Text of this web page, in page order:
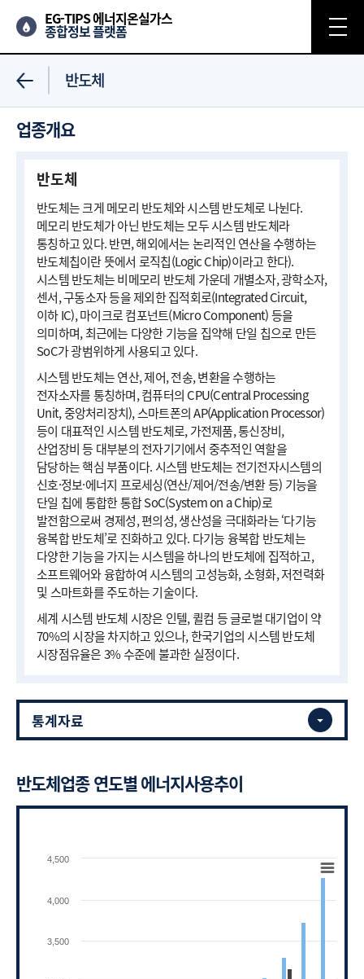
EG-TIPS 에너지온실가스
종합정보 플랫폼
반도체
업종개요
반도체
반도체는 크게 메모리 반도체와 시스템 반도체로 나뉜다.
메모리 반도체가 아닌 반도체는 모두 시스템 반도체라
통칭하고 있다. 반면, 해외에서는 논리적인 연산을 수행하는
반도체칩이란 뜻에서 로직칩(Logic Chip)이라고 한다).
시스템 반도체는 비메모리 반도체 가운데 개별소자, 광학소자,
센서, 구동소자 등을 제외한 집적회로(Integrated Circuit,
이하 IC), 마이크로 컴포넌트(Micro Component) 등을
의미하며, 최근에는 다양한 기능을 집약해 단일 칩으로 만든
SoC가 광범위하게 사용되고 있다.
시스템 반도체는 연산, 제어, 전송, 변환을 수행하는
전자소자를 통칭하며, 컴퓨터의 CPU(Central Processing
Unit, 중앙처리장치), 스마트폰의 AP(Application Processor)
등이 대표적인 시스템 반도체로, 가전제품, 통신장비,
산업장비 등 대부분의 전자기기에서 중추적인 역할을
담당하는 핵심 부품이다. 시스템 반도체는 전기전자시스템의
신호·정보·에너지 프로세싱(연산/제어/전송/변환 등) 기능을
단일 칩에 통합한 통합 SoC(System on a Chip)로
발전함으로써 경제성, 편의성, 생산성을 극대화라는 ‘다기능
융복합 반도체’로 진화하고 있다. 다기능 융복합 반도체는
다양한 기능을 가지는 시스템을 하나의 반도체에 집적하고,
소프트웨어와 융합하여 시스템의 고성능화, 소형화, 저전력화
및 스마트화를 주도하는 기술이다.
세계 시스템 반도체 시장은 인텔, 퀼컴 등 글로벌 대기업이 약
70%의 시장을 차지하고 있으나, 한국기업의 시스템 반도체
시장점유율은 3% 수준에 불과한 실정이다.
반도체업종 연도별 에너지사용추이
The chart has 1 X axis displaying categories.
The chart has 1 Y axis displaying ( 단위 : 천
3,500
4,000
4,500